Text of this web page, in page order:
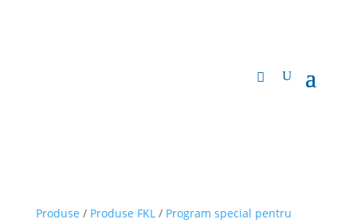
Produse / Produse FKL/ Program special pentru